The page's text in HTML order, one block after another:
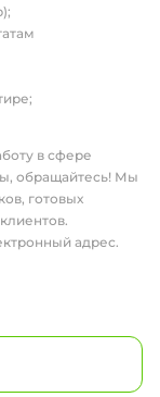
в сфере
обращайтесь! Мы
готовых
адрес.